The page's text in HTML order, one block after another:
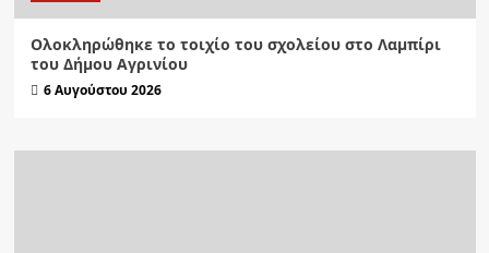
Ολοκληρώθηκε το τοιχίο του σχολείου στο Λαμπίρι
του Δήμου Αγρινίου
6 Αυγούστου 2026